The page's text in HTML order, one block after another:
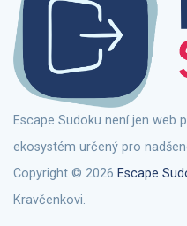
Escape Sudoku není jen web pro hraní sudoku online, je to celý
ekosystém určený pro
Copyright © 2026 Escape
Kravčenkovi.